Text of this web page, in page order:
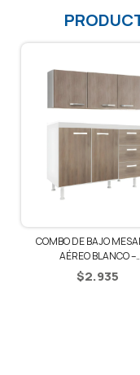
COMBO DE BAJO
AÉREO BLANCO –
BLANCO/RÚSTICO
$2.935